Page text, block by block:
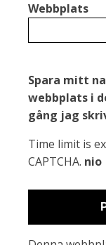
Webbplats
Spara mitt
webbplats i
gång jag
Time limit is
CAPTCHA. nio